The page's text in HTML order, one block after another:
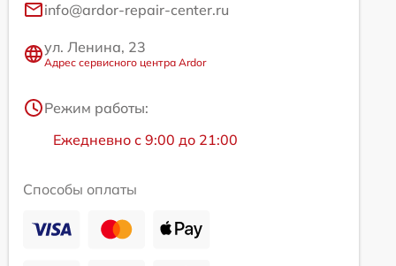
info@ardor-repair-center.ru
ул. Ленина, 23
Адрес сервисного центра Ardor
Режим работы:
Ежедневно с 9:00 до 21:00
Способы оплаты